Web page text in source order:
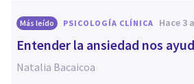
Más leído PSICOLOGÍA CLÍNICA hace 3
Entender la ansiedad nos
Natalia Bacaicoa